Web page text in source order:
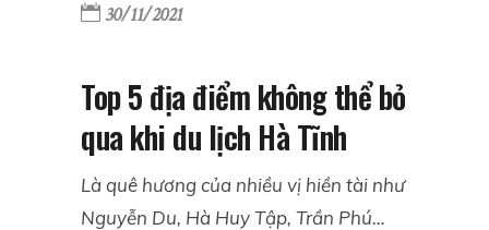
30/11/2021
Top 5 địa điểm không thể bỏ
qua khi du lịch Hà Tĩnh
Là quê hương của nhiều vị hiền tài như
Nguyễn Du, Hà Huy Tập, Trần Phú…